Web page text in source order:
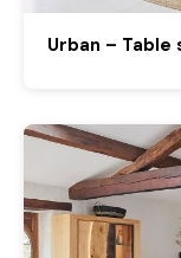
Urban –